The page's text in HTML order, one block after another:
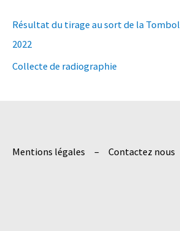
r
c
h
Résultat du tirage au sort de la
2022
Collecte de radiographie
Mentions légales Contactez nous